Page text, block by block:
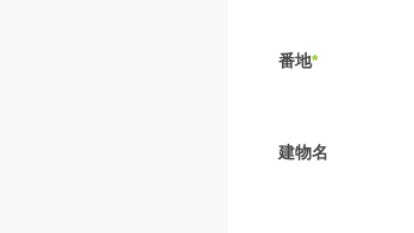
番地*
建物名